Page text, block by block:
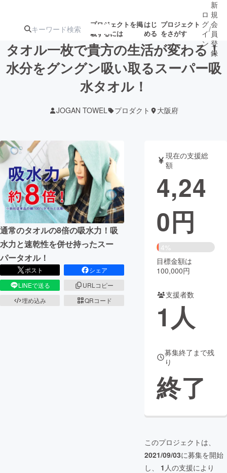
プロジェクトを掲
載するには
はじ
める
プロジェクト
をさがす
注目の新着プロ 募集終了が近いプ
テクノロジー・ガジェット
映像・映画 書籍・雑誌
ビジネス・起業 チャレンジ
まちづくり・地域活性化
CAMPFIRE for Social Good CAMPFIRE Creation
CAMPFIREふるさと納税
コミュニティ
ロ
グ
イ
ン
/
新
規
会
員
登
録
タオル一枚で貴方の生活が変わる！
水分をグングン吸い取るスーパー吸
水タオル！
JOGAN TOWEL プロダクト 大阪府
通常のタオルの8倍の吸水力！吸
水力と速乾性を併せ持ったスー
パータオル！
ポスト
シェア
LINEで送る
URLコピー
埋め込み
QRコード
現在の支援総
額
4,24
0円
4%
目標金額は
100,000円
支援者数
1人
募集終了まで残
り
終了
このプロジェクトは、
2021/09/03に募集を開始
し、 1 人の支援により